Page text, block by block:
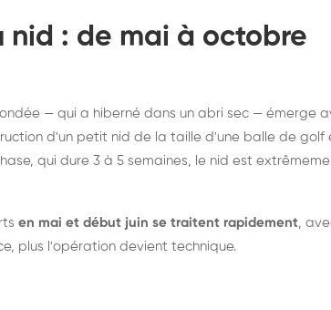
nid : de mai à octobre
— qui a hiberné dans un abri sec — émerge
d'un petit nid de la taille d'une balle de golf
qui dure 3 à 5 semaines, le nid est
en mai et début juin se traitent rapidement,
plus l'opération devient technique.